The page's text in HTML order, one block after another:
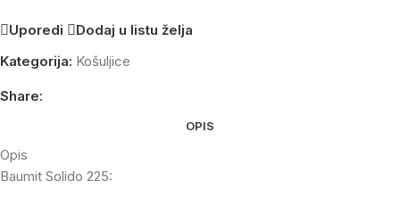
Uporedi
Dodaj u listu želja
Kategorija: Košuljice
Share:
OPIS
Opis
Baumit Solido 225: